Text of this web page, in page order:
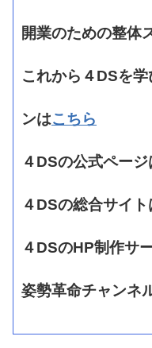
開業のための整体
これから４DSを
ンはこちら
４DSの公式ページ
４DSの総合サイト
４DSのHP制作サ
姿勢革命チャンネ